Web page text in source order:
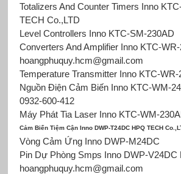
Totalizers And Counter Timers Inno
TECH Co.,LTD
Level Controllers Inno KTC-SM-230AD
Converters And Amplifier Inno KTC-
hoangphuquy.hcm@gmail.com
Temperature Transmitter Inno KTC-WR-
Nguồn Điện Cảm Biến Inno KTC-WM-
0932-600-412
Máy Phát Tia Laser Inno KTC-WM-
Cảm Biến Tiệm Cận Inno DWP-T24DC HPQ TECH
Vòng Cảm Ứng Inno DWP-M24DC
Pin Dự Phòng Smps Inno DWP-V24DC
hoangphuquy.hcm@gmail.com